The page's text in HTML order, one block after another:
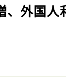
、外国人